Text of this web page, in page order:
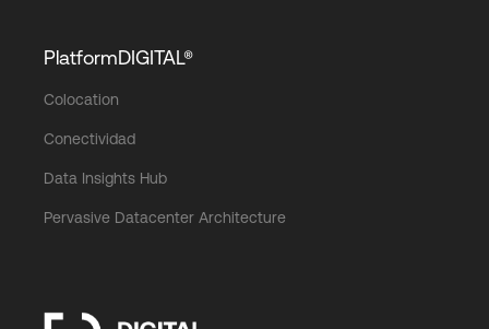
PlatformDIGITAL®
Colocation
Conectividad
Data Insights Hub
Pervasive Datacenter Architecture